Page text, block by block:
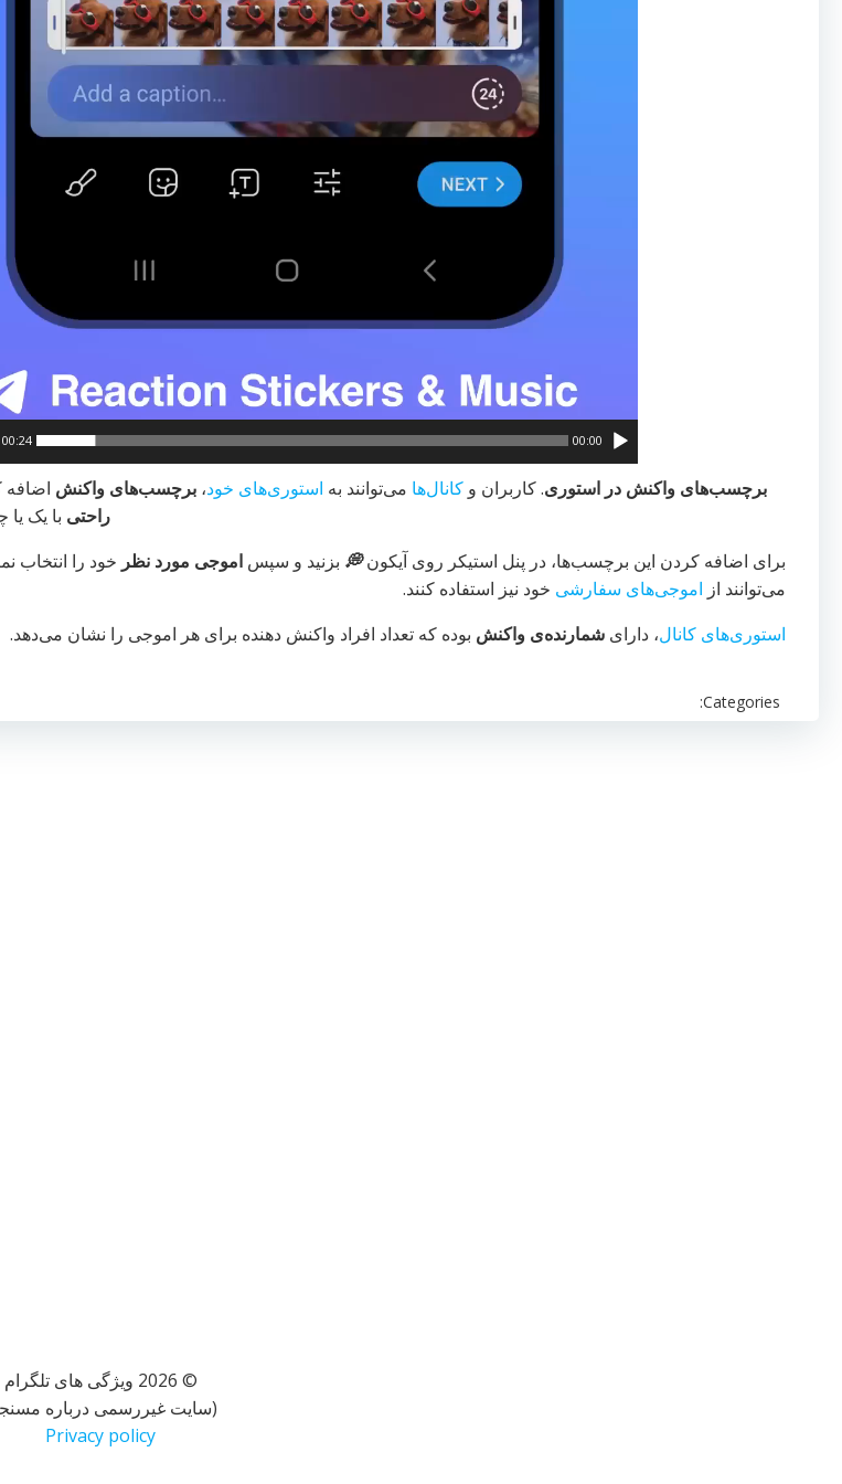
00:00
00:24
برچسب‌های واکنش در استوری. کاربران و کانال‌ها می‌توانند به استوری‌های خود، برچسب‌های واکنش اضافه
راحتی با یک
برای اضافه کردن این برچسب‌ها، در پنل استیکر روی آیکون💭 بزنید و سپس اموجی مورد نظر خود را انتخاب
می‌توانند از اموجی‌های سفارشی خود نیز استفاده کنند.
استوری‌های کانال، دارای شمارنده‌ی واکنش بوده که تعداد افراد واکنش دهنده برای هر اموجی را نشان می‌دهد.
Categories:
© 2026 ویژگی های تلگرام
(سایت غیررسمی درباره
Privacy policy